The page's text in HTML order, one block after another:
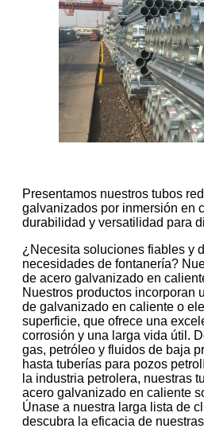
Presentamos nuestros tubos
galvanizados por inmersión en
durabilidad y versatilidad para
¿Necesita soluciones fiables y
necesidades de fontanería?
de acero galvanizado en
Nuestros productos incorporan
de galvanizado en caliente o
superficie, que ofrece una
corrosión y una larga vida útil.
gas, petróleo y fluidos de baja
hasta tuberías para pozos
la industria petrolera, nuestras
acero galvanizado en caliente
Únase a nuestra larga lista de
descubra la eficacia de